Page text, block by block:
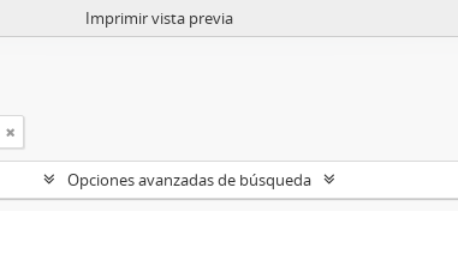
Imprimir vista previa
Opciones avanzadas de búsqueda